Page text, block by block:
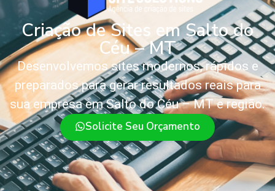
Criação de Sites em Salto do
Céu – MT
Desenvolvemos sites modernos, rápidos e
preparados para gerar resultados reais para
sua empresa em Salto do Céu – MT e região.
Solicite Seu Orçamento